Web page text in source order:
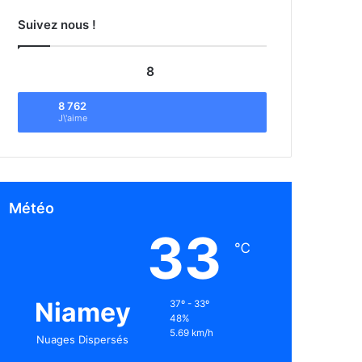
Suivez nous !
8
8 762
J\'aime
Météo
Niamey
Nuages Dispersés
33 ℃
37º - 33º
48%
5.69 km/h